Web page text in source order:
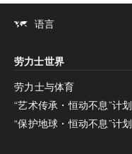
语言
增加对比度
停用
减少动画
减少动画
停用
劳力士世界
劳力士与体育
“艺术传承・恒动不息”计划
“保护地球・恒动不息”计划